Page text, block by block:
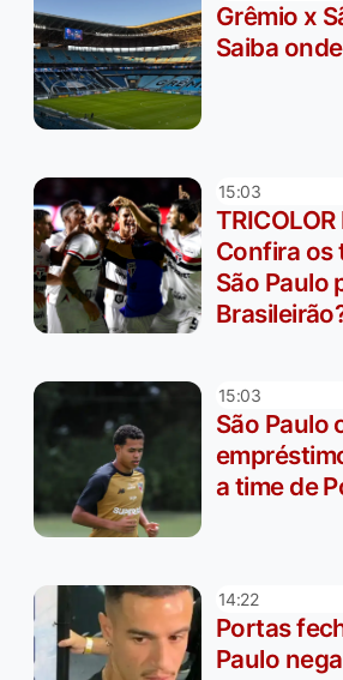
Grêmio x
Saiba
15:03
Confira os
São Paulo
15:03
São Paulo
a time de
14:22
Portas
Paulo